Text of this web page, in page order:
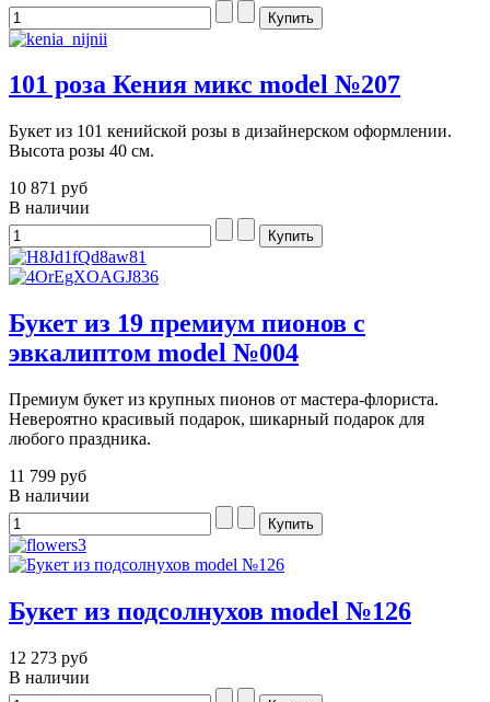
101 роза Кения микс model №207
Букет из 101 кенийской розы в дизайнерском оформлении.
Высота розы 40 см.
10 871 руб
В наличии
Букет из 19 премиум пионов с
эвкалиптом model №004
Премиум букет из крупных пионов от мастера-флориста.
Невероятно красивый подарок, шикарный подарок для
любого праздника.
11 799 руб
В наличии
Букет из подсолнухов model №126
12 273 руб
В наличии